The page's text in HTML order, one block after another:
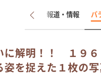
インタビュー 報道・情報 バ
に解明！！ １９６
姿を捉えた１枚の